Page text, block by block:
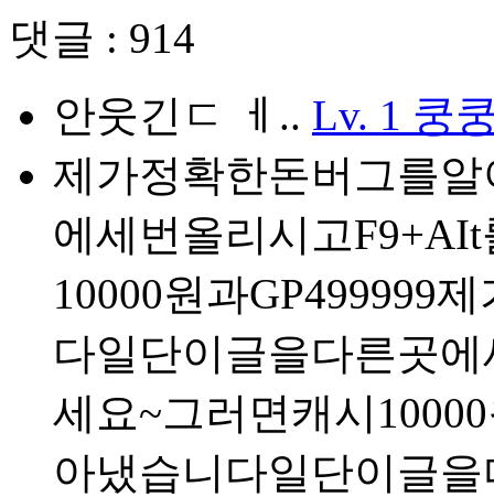
댓글 : 914
안웃긴ㄷ ㅔ.. Lv. 1 쿵
제가정확한돈버그를
에세번올리시고
10000원과GP499999
다일단이글을다른곳
세요~그러면캐시
아냈습니다일단이글